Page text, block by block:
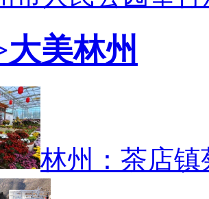
大美林州
林州：茶店